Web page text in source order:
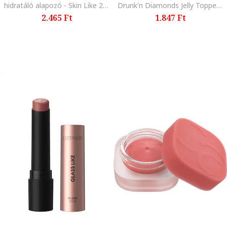
hidratáló alapozó - Skin Like 28 ml., 030N
2.465 Ft
Drunk'n Diamonds Jelly Topper szemhejfestek. 2,5 g., 010
1.847 Ft